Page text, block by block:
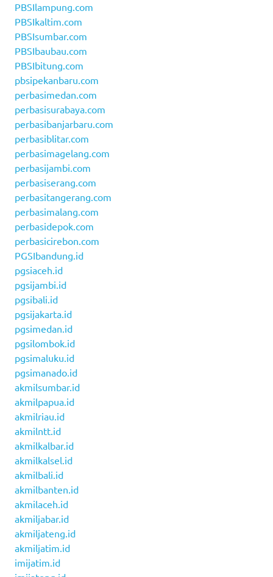
PBSIlampung.com
PBSIkaltim.com
PBSIsumbar.com
PBSIbaubau.com
PBSIbitung.com
pbsipekanbaru.com
perbasimedan.com
perbasisurabaya.com
perbasibanjarbaru.com
perbasiblitar.com
perbasimagelang.com
perbasijambi.com
perbasiserang.com
perbasitangerang.com
perbasimalang.com
perbasidepok.com
perbasicirebon.com
PGSIbandung.id
pgsiaceh.id
pgsijambi.id
pgsibali.id
pgsijakarta.id
pgsimedan.id
pgsilombok.id
pgsimaluku.id
pgsimanado.id
akmilsumbar.id
akmilpapua.id
akmilriau.id
akmilntt.id
akmilkalbar.id
akmilkalsel.id
akmilbali.id
akmilbanten.id
akmilaceh.id
akmiljabar.id
akmiljateng.id
akmiljatim.id
imijatim.id